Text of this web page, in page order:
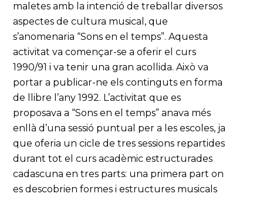
maletes amb la intenció de treballar diversos
aspectes de cultura musical, que
s’anomenaria “Sons en el temps”. Aquesta
activitat va començar-se a oferir el curs
1990/91 i va tenir una gran acollida. Això va
portar a publicar-ne els continguts en forma
de llibre l’any 1992. L’activitat que es
proposava a “Sons en el temps” anava més
enllà d’una sessió puntual per a les escoles, ja
que oferia un cicle de tres sessions repartides
durant tot el curs acadèmic estructurades
cadascuna en tres parts: una primera part on
es descobrien formes i estructures musicals